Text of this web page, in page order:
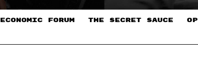
ECONOMIC FORUM THE SECRET SAUCE​